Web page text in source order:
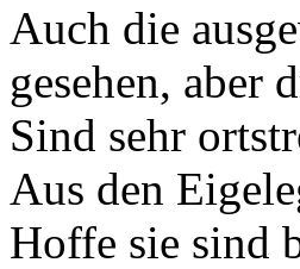
Auch die
gesehen, aber
Sind sehr
Aus den
Hoffe sie sind